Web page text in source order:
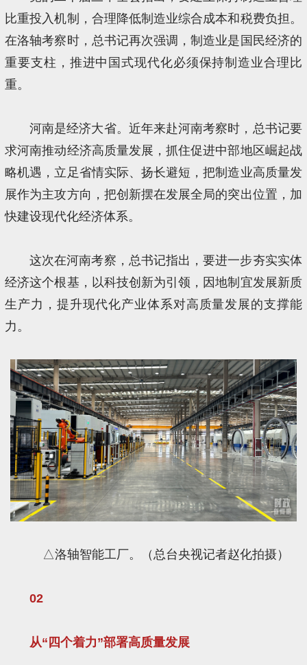
比重投入机制，合理降低制造业综合成本和税费负担。
在洛轴考察时，总书记再次强调，制造业是国民经济的
重要支柱，推进中国式现代化必须保持制造业合理比
重。
河南是经济大省。近年来赴河南考察时，总书记要
求河南推动经济高质量发展，抓住促进中部地区崛起战
略机遇，立足省情实际、扬长避短，把制造业高质量发
展作为主攻方向，把创新摆在发展全局的突出位置，加
快建设现代化经济体系。
这次在河南考察，总书记指出，要进一步夯实实体
经济这个根基，以科技创新为引领，因地制宜发展新质
生产力，提升现代化产业体系对高质量发展的支撑能
力。
△洛轴智能工厂。（总台央视记者赵化拍摄）
02
从“四个着力”部署高质量发展